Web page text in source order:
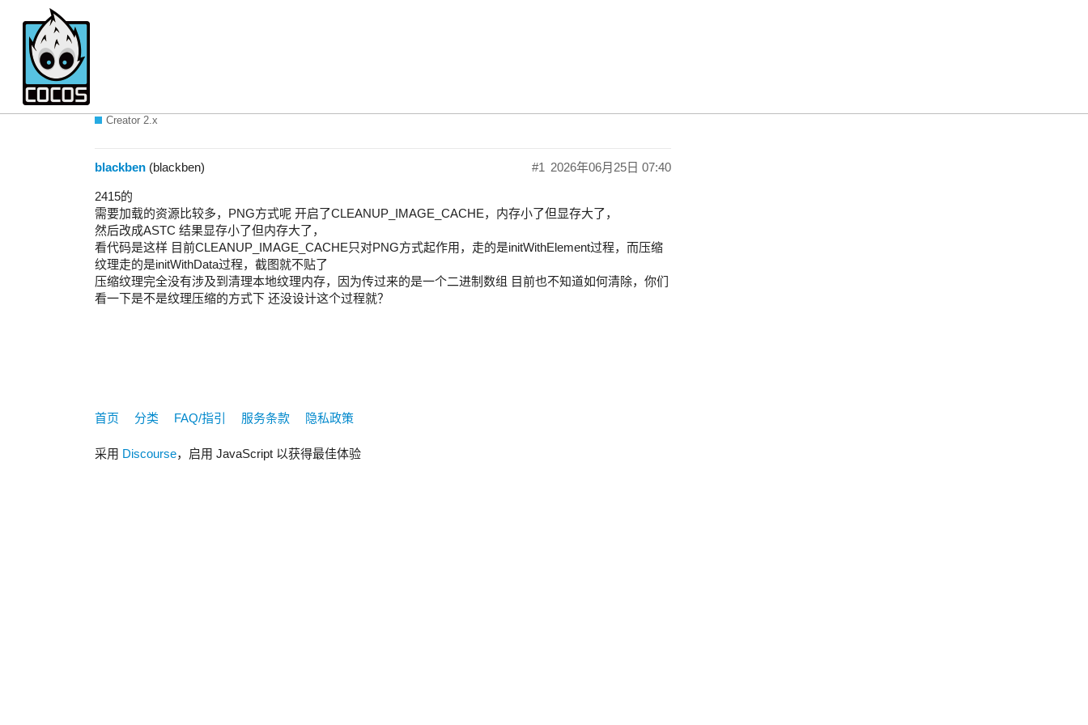
Creator 2.x
blackben (blackben) 2026年06月25日 07:40
#1
2415的
需要加载的资源比较多，PNG方式呢 开启了CLEANUP_IMAGE_CACHE，内存小了但显存大了，
然后改成ASTC 结果显存小了但内存大了，
看代码是这样 目前CLEANUP_IMAGE_CACHE只对PNG方式起作用，走的是initWithElement过程，而压缩
纹理走的是initWithData过程，截图就不贴了
压缩纹理完全没有涉及到清理本地纹理内存，因为传过来的是一个二进制数组 目前也不知道如何清除，你们
看一下是不是纹理压缩的方式下 还没设计这个过程就？
首页 分类 FAQ/指引 服务条款 隐私政策
采用 Discourse，启用 JavaScript 以获得最佳体验